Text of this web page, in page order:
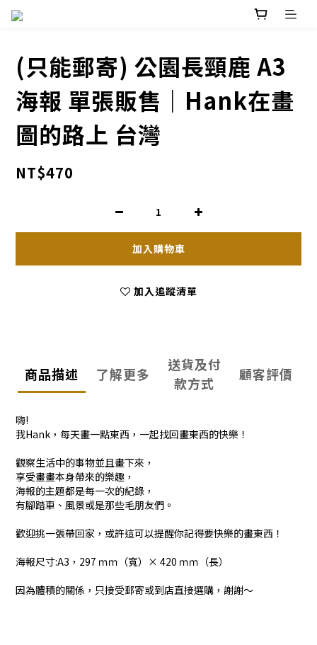
(只能郵寄) 公園長頸鹿 A3
海報 單張販售｜Hank在畫
圖的路上 台灣
NT$470
加入購物車
加入追蹤清單
商品描述 了解更多
送貨及付
款方式
顧客評價
嗨!
我Hank，每天畫一點東西，一起找回畫東西的快樂！
觀察生活中的事物並且畫下來，
享受畫畫本身帶來的樂趣，
海報的主題都是每一次的紀錄，
有腳踏車、風景或是那些毛朋友們。
歡迎挑一張帶回家，或許這可以提醒你記得要快樂的畫東西！
海報尺寸:A3，297 ｍｍ（寬）× 420 ｍｍ（長）
因為體積的關係，只接受郵寄或到店直接選購，謝謝～